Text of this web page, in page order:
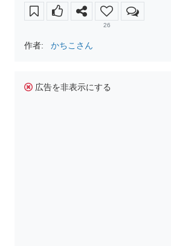
26
作者: かちこさん
広告を非表示にする